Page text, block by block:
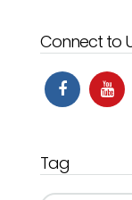
Connect to
Tag